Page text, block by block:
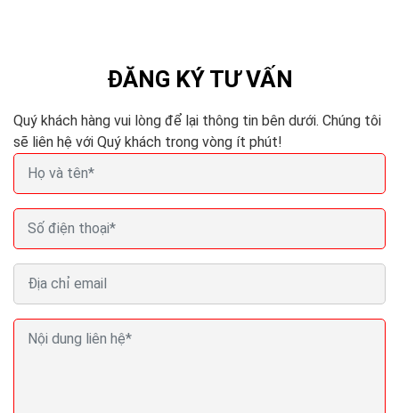
ĐĂNG KÝ TƯ VẤN
Quý khách hàng vui lòng để lại thông tin bên dưới. Chúng tôi
sẽ liên hệ với Quý khách trong vòng ít phút!